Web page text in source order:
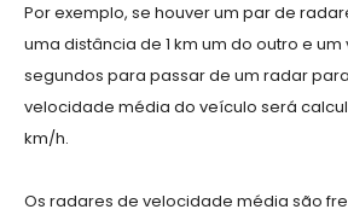
Por exemplo, se houver um par de
uma distância de 1 km um do outro e
segundos para passar de um radar
velocidade média do veículo será
km/h.
Os radares de velocidade média são